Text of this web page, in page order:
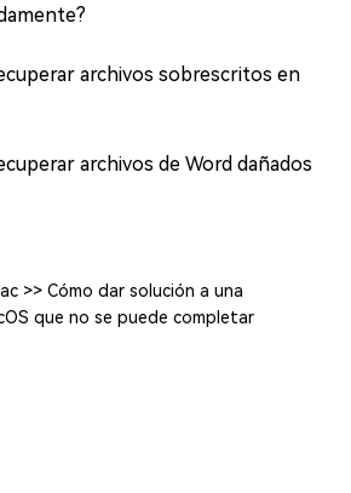
archivos sobrescritos en
archivos de Word dañados
>> Cómo dar solución a una
que no se puede completar